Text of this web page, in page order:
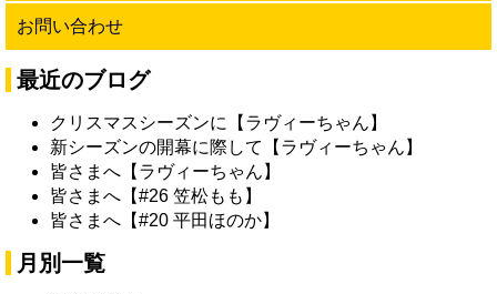
お問い合わせ
最近のブログ
クリスマスシーズンに【ラヴィーちゃん】
新シーズンの開幕に際して【ラヴィーちゃん】
皆さまへ【ラヴィーちゃん】
皆さまへ【#26 笠松もも】
皆さまへ【#20 平田ほのか】
月別一覧